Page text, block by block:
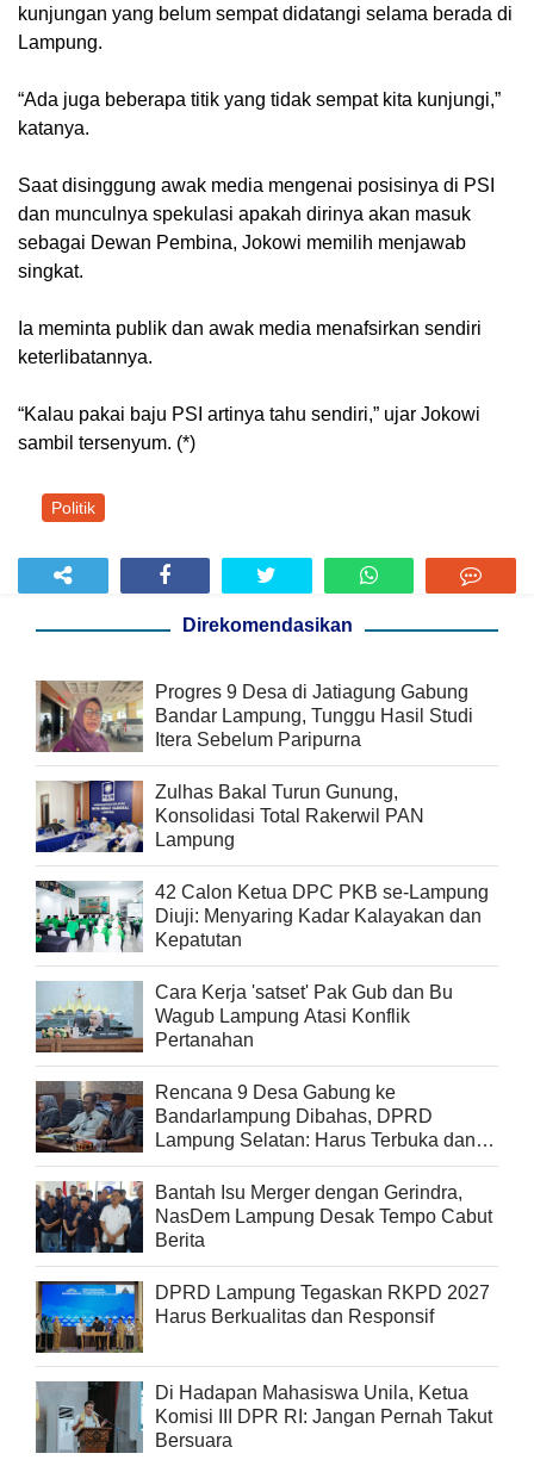
kunjungan yang belum sempat didatangi selama berada di
Lampung.
“Ada juga beberapa titik yang tidak sempat kita kunjungi,”
katanya.
Saat disinggung awak media mengenai posisinya di PSI
dan munculnya spekulasi apakah dirinya akan masuk
sebagai Dewan Pembina, Jokowi memilih menjawab
singkat.
Ia meminta publik dan awak media menafsirkan sendiri
keterlibatannya.
“Kalau pakai baju PSI artinya tahu sendiri,” ujar Jokowi
sambil tersenyum. (*)
Politik
Direkomendasikan
Progres 9 Desa di Jatiagung Gabung
Bandar Lampung, Tunggu Hasil Studi
Itera Sebelum Paripurna
Zulhas Bakal Turun Gunung,
Konsolidasi Total Rakerwil PAN
Lampung
42 Calon Ketua DPC PKB se-Lampung
Diuji: Menyaring Kadar Kalayakan dan
Kepatutan
Cara Kerja 'satset' Pak Gub dan Bu
Wagub Lampung Atasi Konflik
Pertanahan
Rencana 9 Desa Gabung ke
Bandarlampung Dibahas, DPRD
Lampung Selatan: Harus Terbuka dan
Jelas
Bantah Isu Merger dengan Gerindra,
NasDem Lampung Desak Tempo Cabut
Berita
DPRD Lampung Tegaskan RKPD 2027
Harus Berkualitas dan Responsif
Di Hadapan Mahasiswa Unila, Ketua
Komisi III DPR RI: Jangan Pernah Takut
Bersuara